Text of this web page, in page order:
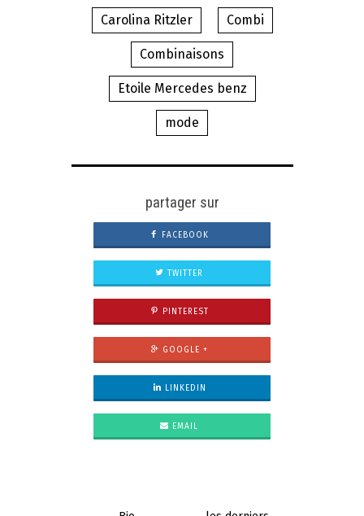
Carolina Ritzler Combi
Combinaisons
Etoile Mercedes benz
mode
partager sur
FACEBOOK
TWITTER
PINTEREST
GOOGLE +
LINKEDIN
EMAIL